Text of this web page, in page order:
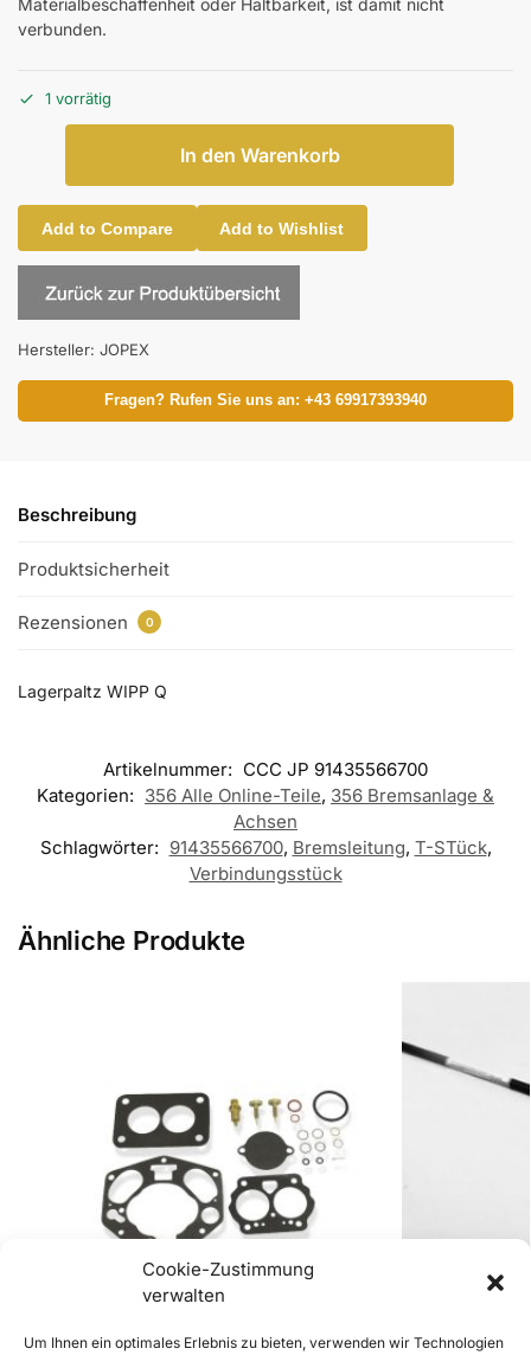
Cookie-Zustimmung
verwalten
Um Ihnen ein optimales Erlebnis zu bieten, verwenden wir Technologien
verbunden.
1 vorrätig
In den Warenkorb
Add to Compare Add to Wishlist
Hersteller: JOPEX
Fragen? Rufen Sie uns an: +43 69917393940
Beschreibung
Produktsicherheit
Rezensionen 0
Lagerpaltz WIPP Q
Artikelnummer: CCC JP 91435566700
Kategorien: 356 Alle Online-Teile, 356 Bremsanlage &
Achsen
Schlagwörter: 91435566700, Bremsleitung, T-STück,
Verbindungsstück
Ähnliche Produkte